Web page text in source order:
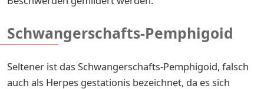
Schwangerschafts-Pemphigoid
Seltener ist das Schwangerschafts-Pemphigoid, falsch
auch als Herpes gestationis bezeichnet, da es sich